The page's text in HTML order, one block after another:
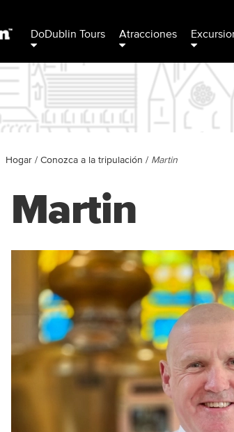
DoDublin Tours Atracciones
Hogar / Conozca a la tripulación / Martin
Martin